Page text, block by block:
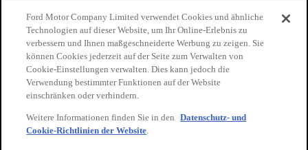
Datenschutzbestimmungen
Impressum
Mein Konto
Login / Registrierung
Meine Bestellungen
Land ändern
Ford Motor Company Limited verwendet Cookies und ähnliche
Technologien auf dieser Website, um Ihr Online-Erlebnis zu
verbessern und Ihnen maßgeschneiderte Werbung zu zeigen. Sie
können Cookies jederzeit auf der Seite zum Verwalten von
Cookie-Einstellungen verwalten. Dies kann jedoch die
Verwendung bestimmter Funktionen auf der Website
einschränken oder verhindern.
Weitere Informationen finden Sie in den
Datenschutz- und
Cookie-Richtlinien der Website.